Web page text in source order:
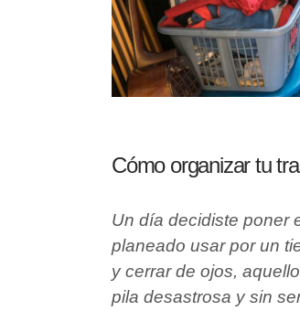
Cómo organizar tu
Un día decidiste poner
planeado usar por un
y cerrar de ojos,
pila desastrosa y sin